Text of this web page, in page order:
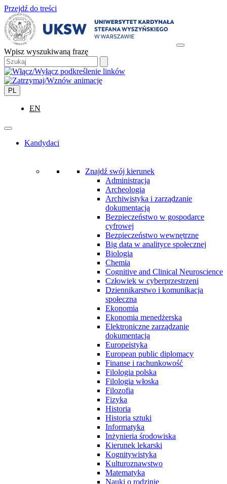
Przejdź do treści
Wpisz wyszukiwaną frazę
PL
EN
Kandydaci
Znajdź swój kierunek
Administracja
Archeologia
Archiwistyka i zarządzanie
dokumentacją
Bezpieczeństwo w gospodarce
cyfrowej
Bezpieczeństwo wewnętrzne
Big data w analityce społecznej
Biologia
Chemia
Cognitive and Clinical Neuroscience
Człowiek w cyberprzestrzeni
Dziennikarstwo i komunikacja
społeczna
Ekonomia
Ekonomia menedżerska
Elektroniczne zarządzanie
dokumentacją
Europeistyka
European public diplomacy
Finanse i rachunkowość
Filologia polska
Filologia włoska
Filozofia
Fizyka
Historia
Historia sztuki
Informatyka
Inżynieria środowiska
Kierunek lekarski
Kognitywistyka
Kulturoznawstwo
Matematyka
Nauki o rodzinie